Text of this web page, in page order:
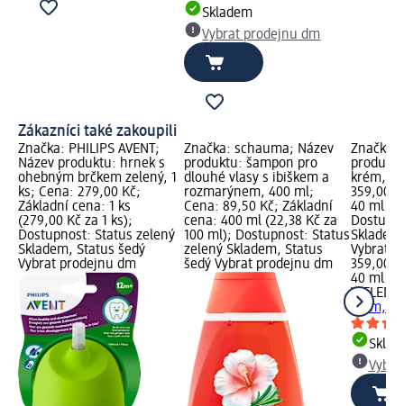
Skladem
Vybrat prodejnu dm
Zákazníci také zakoupili
Značka: PHILIPS AVENT;
Název produktu: hrnek s
ohebným brčkem zelený, 1
ks; Cena: 279,00 Kč;
Základní cena: 1 ks
(279,00 Kč za 1 ks);
Dostupnost: Status zelený
Skladem, Status šedý
Vybrat prodejnu dm
Značka: schauma; Název
produktu: šampon pro
dlouhé vlasy s ibiškem a
rozmarýnem, 400 ml;
Cena: 89,50 Kč; Základní
cena: 400 ml (22,38 Kč za
100 ml); Dostupnost: Status
zelený Skladem, Status
šedý Vybrat prodejnu dm
Značka:
krém,
359,00
40 ml
Vybrat
359,00
40 ml
WELEDA
krém,